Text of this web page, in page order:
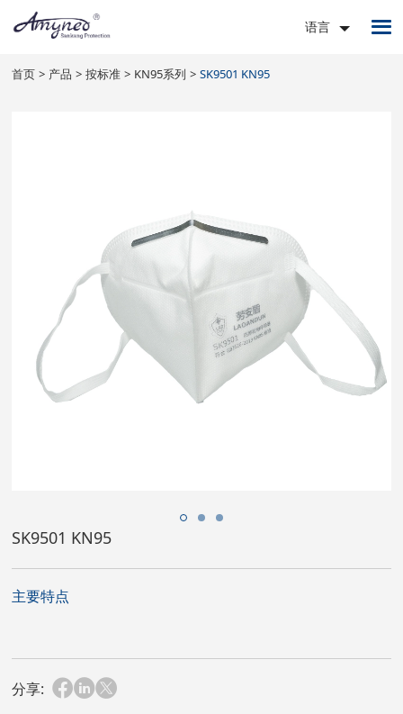
语言
首页 产品 按标准 KN95系列 SK9501 KN95
SK9501 KN95
主要特点
分享: